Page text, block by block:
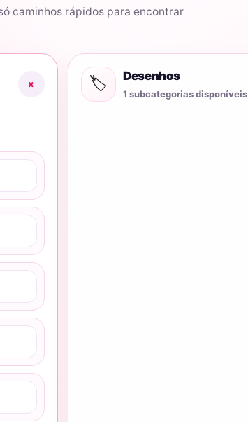
caminhos rápidos para encontrar
+ 🏷️ Desenhos
1 subcategorias disponíveis